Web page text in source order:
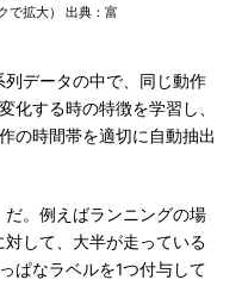
で拡大） 出典：富
データの中で、同じ動作
化する時の特徴を学習し、
の時間帯を適切に自動抽出
。例えばランニングの場
して、大半が走っている
ぱなラベルを1つ付与して